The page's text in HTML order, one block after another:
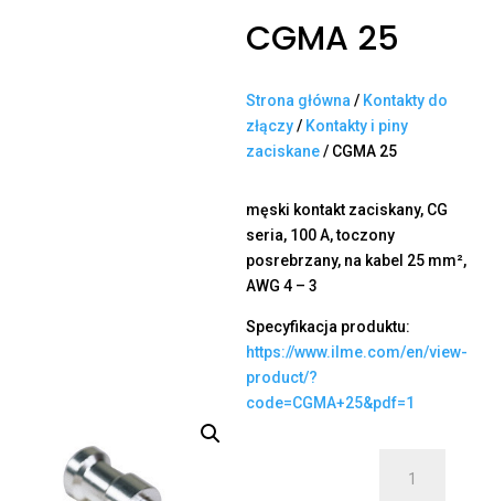
CGMA 25
Strona główna / Kontakty do
złączy/ Kontakty i piny
zaciskane/ CGMA 25
męski kontakt zaciskany, CG
seria, 100 A, toczony
posrebrzany, na kabel 25 mm²,
AWG 4 – 3
Specyfikacja produktu:
https://www.ilme.com/en/view-
product/?
code=CGMA+25&pdf=1
CGMA